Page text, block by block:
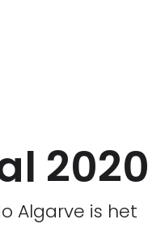
2020
Algarve is het